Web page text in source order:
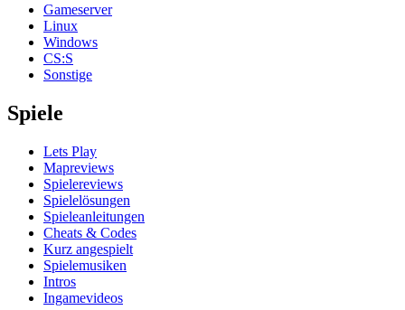
Gameserver
Linux
Windows
CS:S
Sonstige
Spiele
Lets Play
Mapreviews
Spielereviews
Spielelösungen
Spieleanleitungen
Cheats & Codes
Kurz angespielt
Spielemusiken
Intros
Ingamevideos